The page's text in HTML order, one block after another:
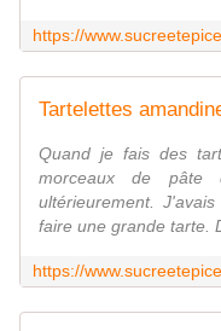
Quand je fais des
morceaux de
ultérieurement.
faire une grande tarte.